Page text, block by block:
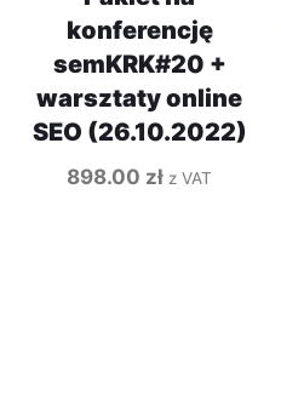
konferencję
semKRK#20 +
warsztaty online
SEO (26.10.2022)
898.00 zł z VAT